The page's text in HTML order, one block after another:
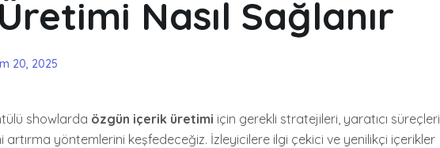
Nasıl Sağlanır
20, 2025
showlarda özgün içerik üretimi için gerekli stratejileri, yaratıcı süreçleri
artırma yöntemlerini keşfedeceğiz. İzleyicilere ilgi çekici ve yenilikçi içerikler